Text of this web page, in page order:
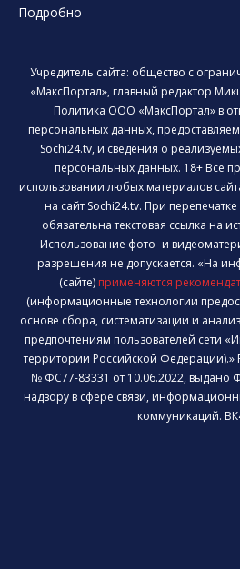
Подробно
Учредитель сайта: общество с
«МаксПортал», главный редактор
Политика ООО «МаксПортал» в
персональных данных,
Sochi24.tv, и сведения о
персональных данных. 18+ Все
использовании любых материалов
на сайт Sochi24.tv. При
обязательна текстовая ссылка на
Использование фото- и
разрешения не допускается. «На
(сайте) применяются
(информационные технологии
основе сбора, систематизации и
предпочтениям пользователей сети
территории Российской Федерации).»
№ ФС77-83331 от 10.06.2022, выдано
надзору в сфере связи,
коммуникаций.